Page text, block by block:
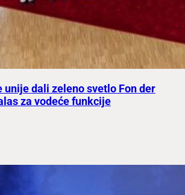
unije dali zeleno svetlo Fon der
za vodeće funkcije